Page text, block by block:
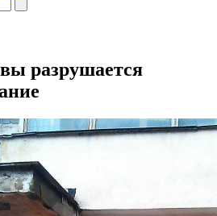
разрушается